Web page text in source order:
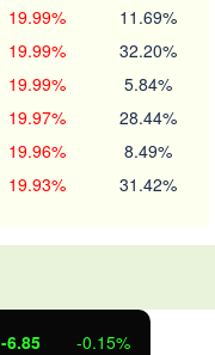
19.99% 11.69%
19.99% 32.20%
19.99% 5.84%
19.97% 28.44%
19.96% 8.49%
19.93% 31.42%
3.42 0.30%